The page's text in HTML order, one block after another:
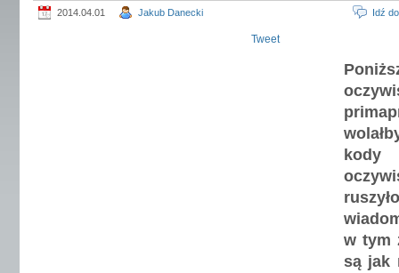
2014.04.01 Jakub Danecki Idź
Tweet
kody
w tym
są jak